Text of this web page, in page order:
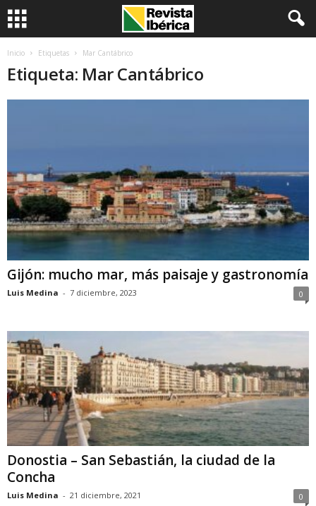
Inicio Etiquetas Mar Cantábrico
Etiqueta: Mar Cantábrico
Gijón: mucho mar, más paisaje y gastronomía
Luis Medina - 7 diciembre, 2023 0
Donostia – San Sebastián, la ciudad de la
Concha
Luis Medina - 21 diciembre, 2021 0